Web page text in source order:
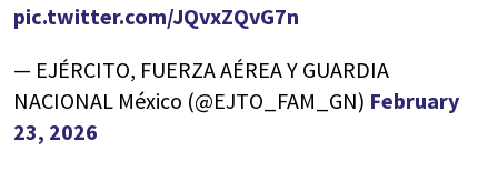
pic.twitter.com/JQvxZQvG7n
— EJÉRCITO, FUERZA AÉREA Y GUARDIA
NACIONAL México (@EJTO_FAM_GN) February
23, 2026